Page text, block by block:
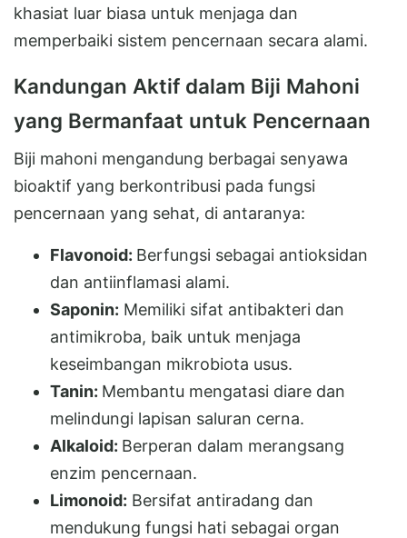
khasiat luar biasa untuk menjaga dan
memperbaiki sistem pencernaan secara alami.
Kandungan Aktif dalam Biji Mahoni
yang Bermanfaat untuk Pencernaan
Biji mahoni mengandung berbagai senyawa
bioaktif yang berkontribusi pada fungsi
pencernaan yang sehat, di antaranya:
Flavonoid: Berfungsi sebagai antioksidan
dan antiinflamasi alami.
Saponin: Memiliki sifat antibakteri dan
antimikroba, baik untuk menjaga
keseimbangan mikrobiota usus.
Tanin: Membantu mengatasi diare dan
melindungi lapisan saluran cerna.
Alkaloid: Berperan dalam merangsang
enzim pencernaan.
Limonoid: Bersifat antiradang dan
mendukung fungsi hati sebagai organ